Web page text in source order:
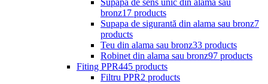
bronz17 products
Supapa de sigurantă din alama sau bronz7
products
Teu din alama sau bronz33 products
Robinet din alama sau bronz97 products
Fiting PPR445 products
Filtru PPR2 products